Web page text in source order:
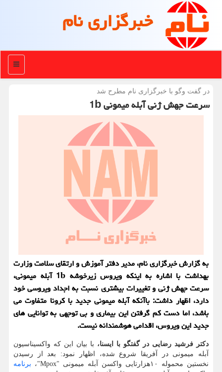
خبرگزاری نام
منو
در گفت وگو با خبرگزاری نام مطرح شد
سرعت جهش ژنی آبله میمونی 1b
به گزارش خبرگزاری نام، مدیر دفتر آموزش و ارتقای سلامت وزارت
بهداشت با اشاره به اینکه ویروس زیرخوشه 1b آبله میمونی،
سرعت جهش ژنی و تغییرات بیشتری نسبت به اجداد ویروسی خود
دارد، اظهار داشت: باآنکه آبله میمونی جدید با کرونا متفاوت می
باشد، اما دست کم گرفتن این بیماری و بی توجهی به توانایی های
جدید این ویروس، اقدامی هوشمندانه نیست.
دکتر فرشید رضایی در گفتگو با ایسنا، با بیان این که واکسیناسیون
آبله میمونی در آفریقا شروع شده، اظهار نمود: بعد از رسیدن
نخستین محموله ۱۰هزارتایی واکسن آبله میمونی "Mpox"،
برنامه